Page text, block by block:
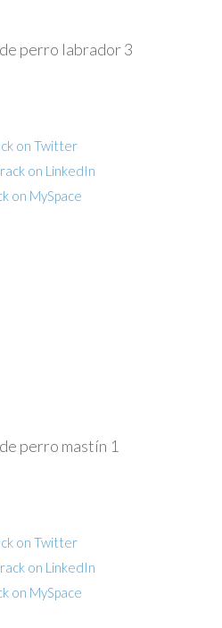
perro labrador 3
perro mastín 1